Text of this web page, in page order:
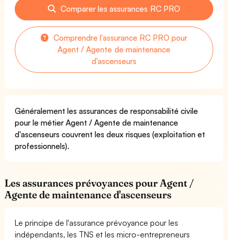
Comparer les assurances RC PRO
Comprendre l'assurance RC PRO pour
Agent / Agente de maintenance
d'ascenseurs
Généralement les assurances de responsabilité civile
pour le métier Agent / Agente de maintenance
d'ascenseurs couvrent les deux risques (exploitation et
professionnels).
Les assurances prévoyances pour Agent /
Agente de maintenance d'ascenseurs
Le principe de l'assurance prévoyance pour les
indépendants, les TNS et les micro-entrepreneurs